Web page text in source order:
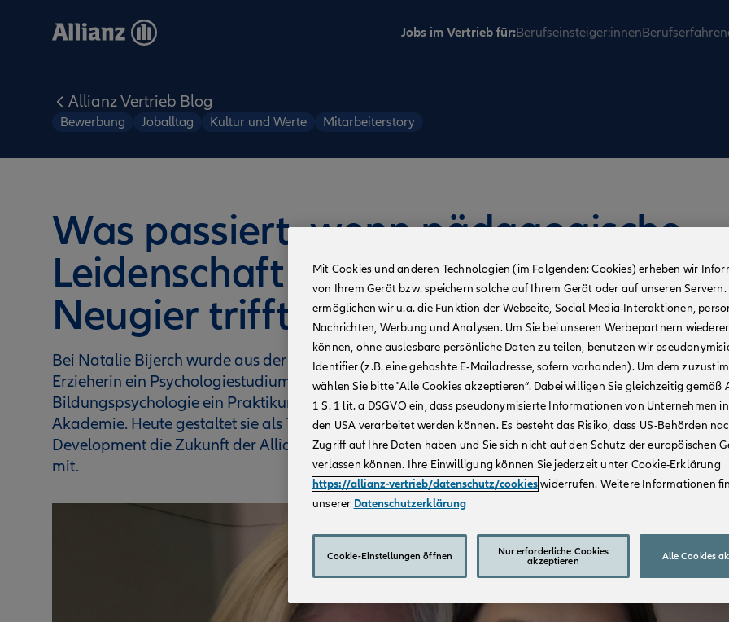
Jobs im Vertrieb für:Berufseinsteiger:innen
Allianz Vertrieb Blog
Bewerbung Joballtag Kultur und Werte Mitarbeiterstory
Was passiert, wenn pädagogische
Leidenschaft auf unternehmerische
Neugier trifft?
Bei Natalie Bijerch wurde aus der Liebe zur Didaktik und Methodik als
Erzieherin ein Psychologiestudium und aus der Faszination für
Bildungspsychologie ein Praktikum bei der Allianz Außendienst
Akademie. Heute gestaltet sie als Trainee im Programm Business
Development die Zukunft der Allianz Beratungs- und Vertriebs-AG aktiv
mit.
Mit Cookies und anderen Technologien (im Folgenden: Cookies) erheben wir
von Ihrem Gerät bzw. speichern solche auf Ihrem Gerät oder auf unseren
ermöglichen wir u.a. die Funktion der Webseite, Social Media-Interaktionen,
Nachrichten, Werbung und Analysen. Um Sie bei unseren Werbepartnern
können, ohne auslesbare persönliche Daten zu teilen, benutzen wir
Identifier (z.B. eine gehashte E-Mailadresse, sofern vorhanden). Um dem
wählen Sie bitte "Alle Cookies akzeptieren“. Dabei willigen Sie gleichzeitig gemäß
1 S. 1 lit. a DSGVO ein, dass pseudonymisierte Informationen von Unternehmen
den USA verarbeitet werden können. Es besteht das Risiko, dass US-Behörden
Zugriff auf Ihre Daten haben und Sie sich nicht auf den Schutz der europäischen
verlassen können. Ihre Einwilligung können Sie jederzeit unter Cookie-Erklärung
https://allianz-vertrieb/datenschutz/cookieswiderrufen. Weitere Informationen
unserer Datenschutzerklärung
Cookie-Einstellungen öffnen
Nur erforderliche Cookies
akzeptieren
Alle Cookies